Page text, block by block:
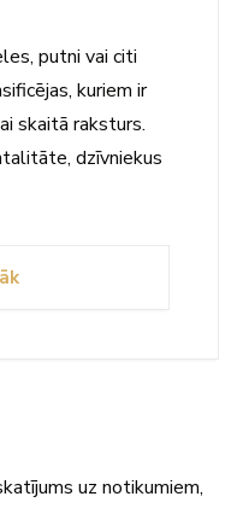
putni vai citi
kuriem ir
skaitā raksturs.
dzīvniekus
uz notikumiem,